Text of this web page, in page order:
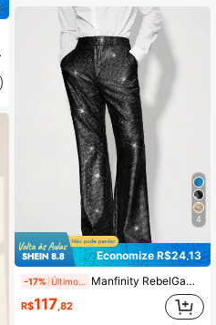
4
Economize R$24,13
-17% Manfinity RebelGame Calça Flare Casual Masculina de Tricô com Folha de Prata, Férias, Presentes para o Dia dos Pais, Futebol
R$117,82